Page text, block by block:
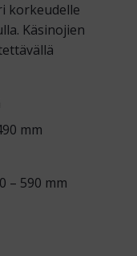
korkeudelle
Käsinojien
mm
– 590 mm